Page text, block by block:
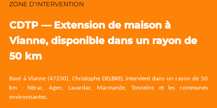
ZONE D’INTERVENTION
CDTP — Extension de maison à
Vianne, disponible dans un rayon de
50 km
Basé à Vianne (47230), Christophe DELBREL intervient dans un rayon de 50
km : Nérac, Agen, Lavardac, Marmande, Tonneins et les communes
environnantes.